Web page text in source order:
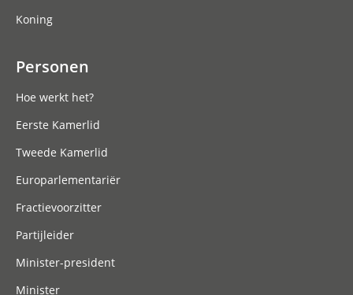
Koning
Personen
Hoe werkt het?
Eerste Kamerlid
Tweede Kamerlid
Europarlementariër
Fractievoorzitter
Partijleider
Minister-president
Minister